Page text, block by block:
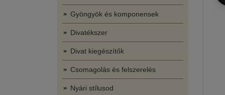
Gyöngyök és komponensek
Divatékszer
Divat kiegészítők
Csomagolás és felszerelés
Nyári stílusod